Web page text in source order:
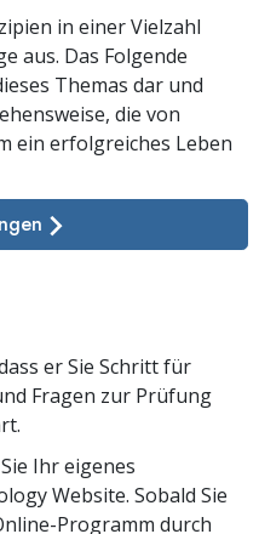
in einer Vielzahl
aus. Das Folgende
Themas dar und
die von
ein erfolgreiches Leben
er Sie Schritt für
Fragen zur Prüfung
Ihr eigenes
Website. Sobald Sie
Programm durch